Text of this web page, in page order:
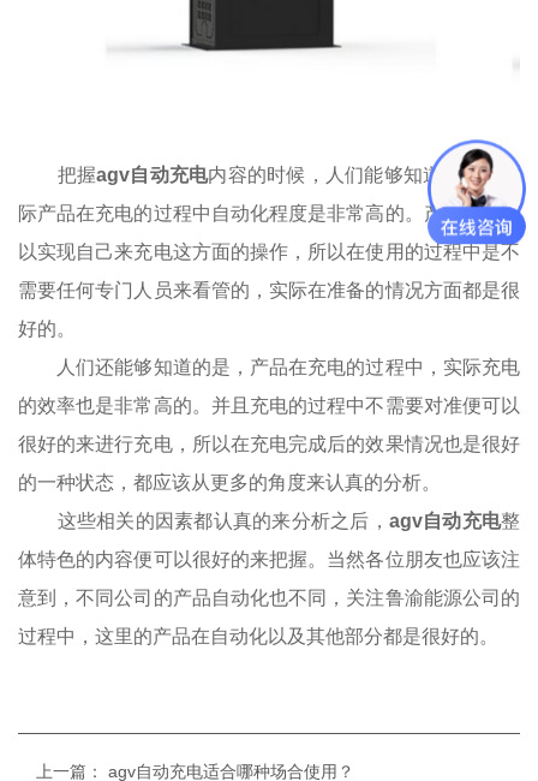
把握agv自动充电内容的时候，人们能够知道的是，实
际产品在充电的过程中自动化程度是非常高的。产品完全可
以实现自己来充电这方面的操作，所以在使用的过程中是不
需要任何专门人员来看管的，实际在准备的情况方面都是很
好的。
人们还能够知道的是，产品在充电的过程中，实际充电
的效率也是非常高的。并且充电的过程中不需要对准便可以
很好的来进行充电，所以在充电完成后的效果情况也是很好
的一种状态，都应该从更多的角度来认真的分析。
这些相关的因素都认真的来分析之后， agv自动充电整
体特色的内容便可以很好的来把握。当然各位朋友也应该注
意到，不同公司的产品自动化也不同，关注鲁渝能源公司的
过程中，这里的产品在自动化以及其他部分都是很好的。
上一篇： agv自动充电适合哪种场合使用？